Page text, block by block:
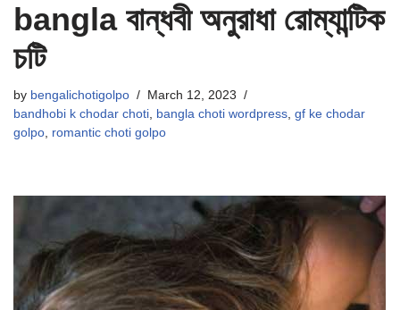
bangla বান্ধবী অনুরাধা রোম্যান্টিক
চটি
by bengalichotigolpo
March 12, 2023
bandhobi k chodar choti, bangla choti wordpress, gf ke chodar
golpo, romantic choti golpo